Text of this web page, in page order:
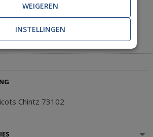
Chintz 73102
WEIGEREN
INSTELLINGEN